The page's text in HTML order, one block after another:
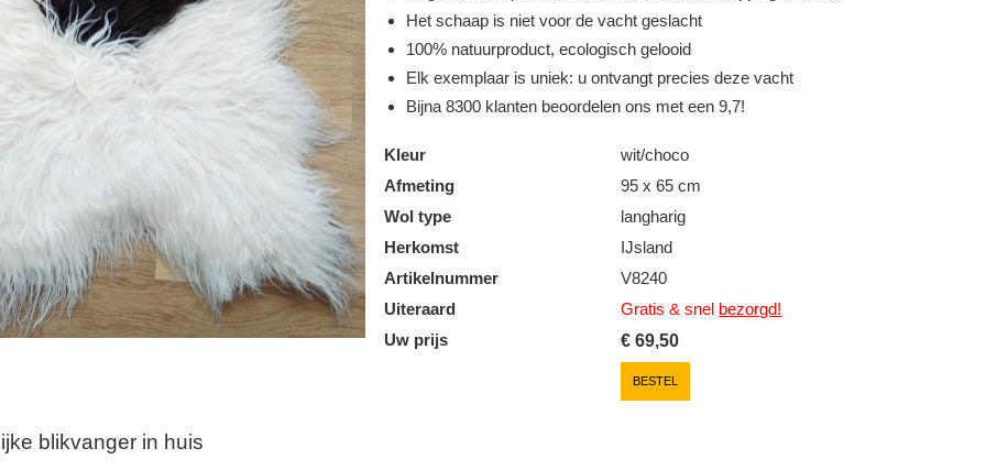
Het schaap is niet voor de vacht geslacht
100% natuurproduct, ecologisch gelooid
Elk exemplaar is uniek: u ontvangt precies deze vacht
Bijna 8300 klanten beoordelen ons met een 9,7!
Kleur
wit/choco
Afmeting
95 x 65 cm
Wol type
langharig
Herkomst
IJsland
Artikelnummer
V8240
Uiteraard
Gratis & snel bezorgd!
Uw prijs
€69,50
BESTEL
blikvanger in huis